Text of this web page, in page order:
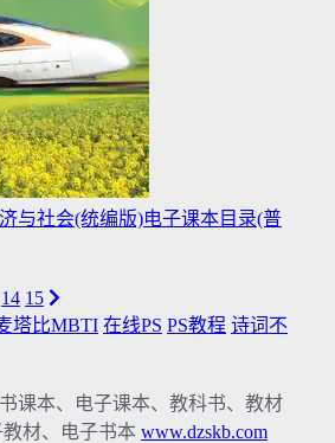
与社会(统编版)电子课本目录(普
14 15
塔比MBTI 在线PS PS教程 诗词不
课本、电子课本、教科书、教材
材、电子书本 www.dzskb.com